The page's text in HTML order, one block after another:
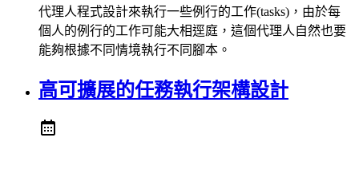
代理人程式設計來執行一些例行的工作(tasks)，由於每
個人的例行的工作可能大相逕庭，這個代理人自然也要
能夠根據不同情境執行不同腳本。
高可擴展的任務執行架構設計